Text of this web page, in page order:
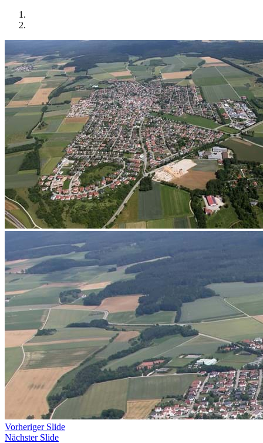
Vorheriger Slide
Nächster Slide